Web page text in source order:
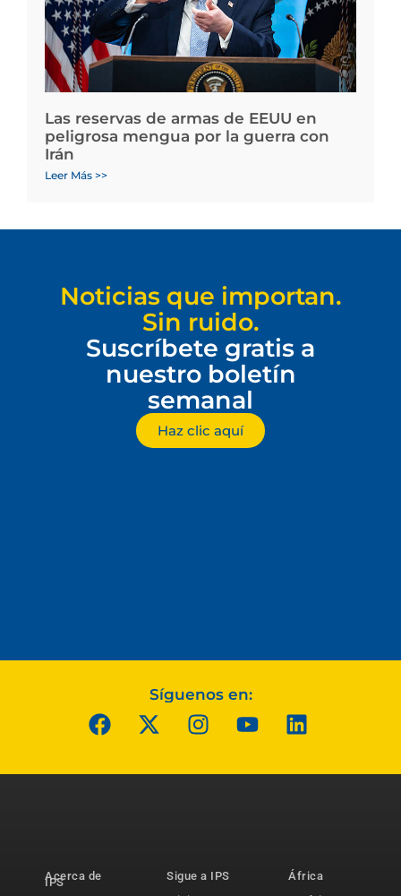
Las reservas de armas de EEUU en
peligrosa mengua por la guerra con
Irán
Leer Más >>
Noticias que importan.
Sin ruido.
Suscríbete gratis a
nuestro boletín
semanal
Haz clic aquí
Síguenos en:
Acerca de
IPS
Sigue a IPS
África